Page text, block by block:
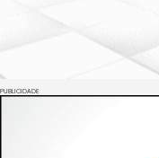
PUBLICIDADE